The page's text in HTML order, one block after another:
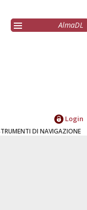
AlmaDL
Login
DI NAVIGAZIONE